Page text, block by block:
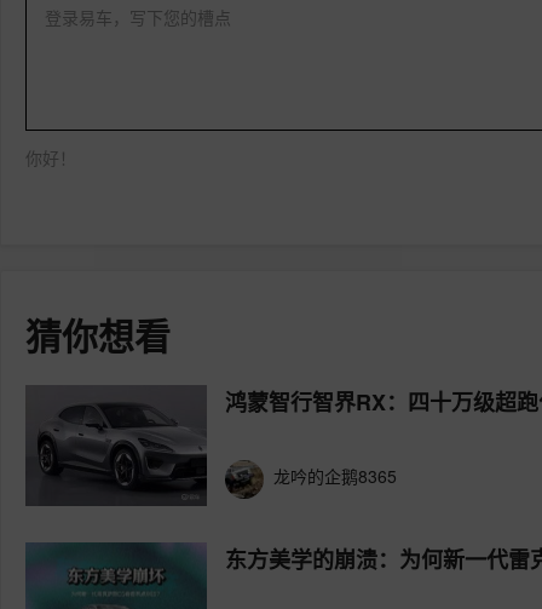
登录易车，写下您的槽点
你好！
猜你想看
鸿蒙智行智界RX：四十万级超
龙吟的企鹅8365
东方美学的崩溃：为何新一代雷